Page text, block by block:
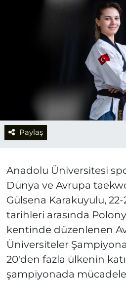
Paylaş
Anadolu Üniversitesi
Dünya ve Avrupa
Gülsena Karakuyulu,
tarihleri arasında
kentinde düzenlenen
Üniversiteler
20'den fazla ülkenin
şampiyonada